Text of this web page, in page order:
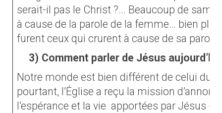
serait-il pas le Christ ?... Beaucoup de
à cause de la parole de la femme… bien
furent ceux qui crurent à cause de sa parole
3) Comment parler de Jésus
Notre monde est bien différent de celui du
pourtant, l’Église a reçu la mission
l’espérance et la vie apportées par Jésus «